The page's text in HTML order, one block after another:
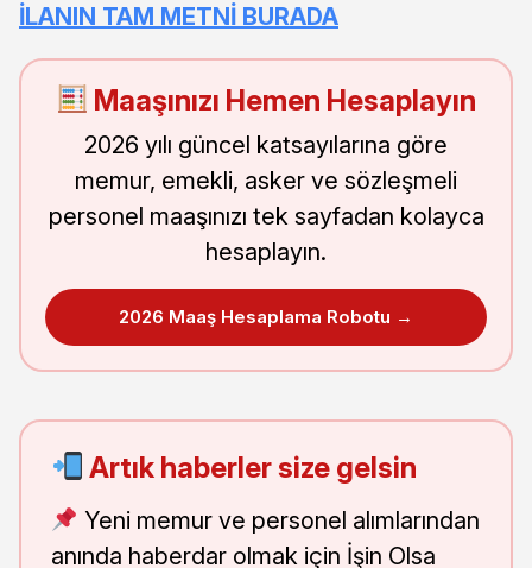
İLANIN TAM METNİ BURADA
Maaşınızı Hemen Hesaplayın
2026 yılı güncel katsayılarına göre
memur, emekli, asker ve sözleşmeli
personel maaşınızı tek sayfadan kolayca
hesaplayın.
2026 Maaş Hesaplama Robotu →
Artık haberler size gelsin
Yeni memur ve personel alımlarından
anında haberdar olmak için İşin Olsa